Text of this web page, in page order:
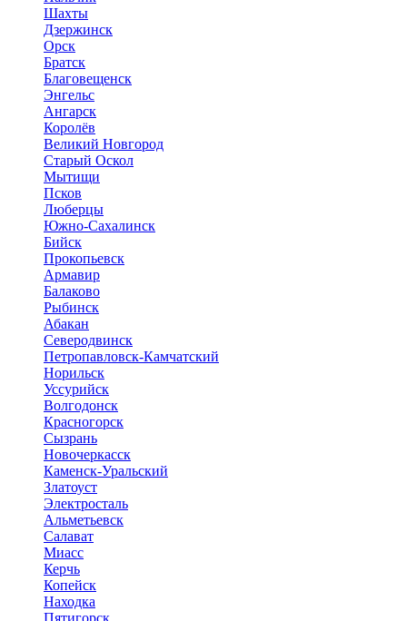
Шахты
Дзержинск
Орск
Братск
Благовещенск
Энгельс
Ангарск
Королёв
Великий Новгород
Старый Оскол
Мытищи
Псков
Люберцы
Южно-Сахалинск
Бийск
Прокопьевск
Армавир
Балаково
Рыбинск
Абакан
Северодвинск
Петропавловск-Камчатский
Норильск
Уссурийск
Волгодонск
Красногорск
Сызрань
Новочеркасск
Каменск-Уральский
Златоуст
Электросталь
Альметьевск
Салават
Миасс
Керчь
Копейск
Находка
Пятигорск